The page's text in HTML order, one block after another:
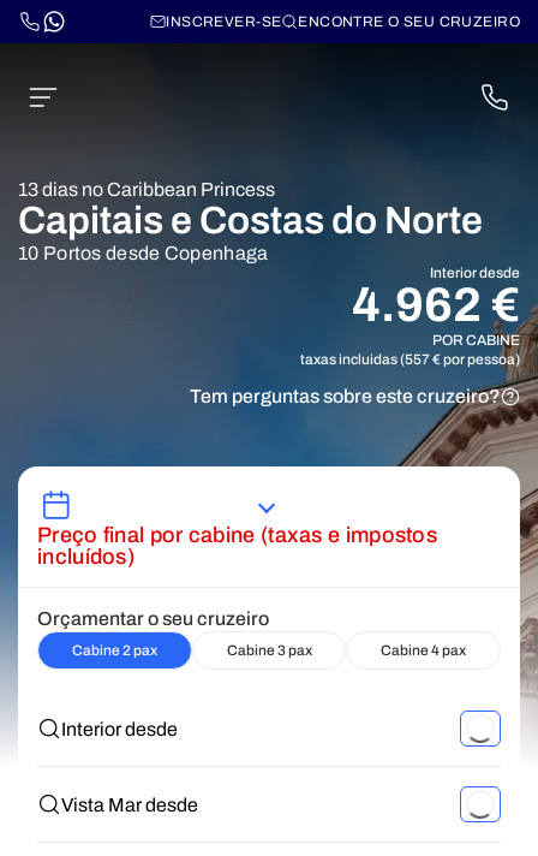
INSCREVER-SE ENCONTRE O SEU CRUZEIRO
13 dias no Caribbean Princess
Capitais e Costas do Norte
10 Portos desde Copenhaga
Interior desde
4.962 €
POR CABINE
taxas incluidas (557 € por pessoa)
Tem perguntas sobre este cruzeiro?
Preço final por cabine (taxas e impostos
incluídos)
Orçamentar o seu cruzeiro
Cabine 2 pax Cabine 3 pax Cabine 4 pax
Interior desde
Vista Mar desde